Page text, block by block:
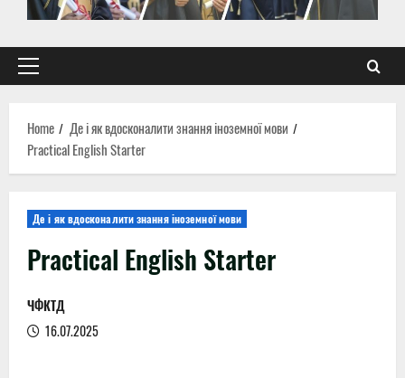
Primary
Home
Де і як вдосконалити знання іноземної мови
Practical English Starter
Де і як вдосконалити знання іноземної мови
Practical English Starter
ЧФКТД
16.07.2025